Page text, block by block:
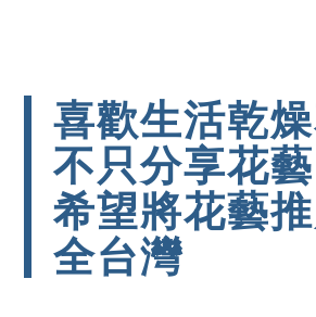
喜歡生活乾
不只分享花
希望將花藝
全台灣